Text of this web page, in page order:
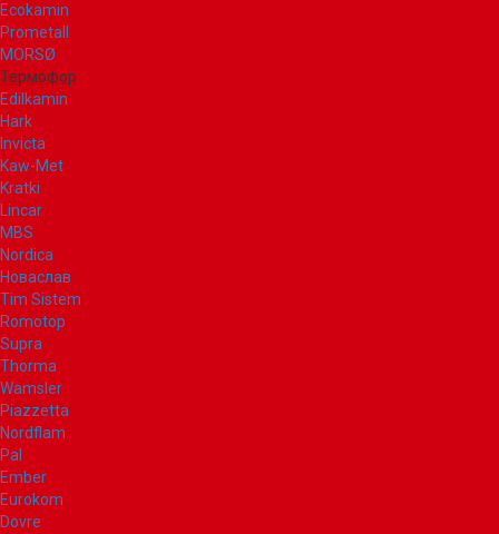
Ecokamin
Prometall
MORSØ
Термофор
Edilkamin
Hark
Invicta
Kaw-Met
Kratki
Lincar
MBS
Nordica
Новаслав
Tim Sistem
Romotop
Supra
Thorma
Wamsler
Piazzetta
Nordflam
Pal
Ember
Eurokom
Dovre